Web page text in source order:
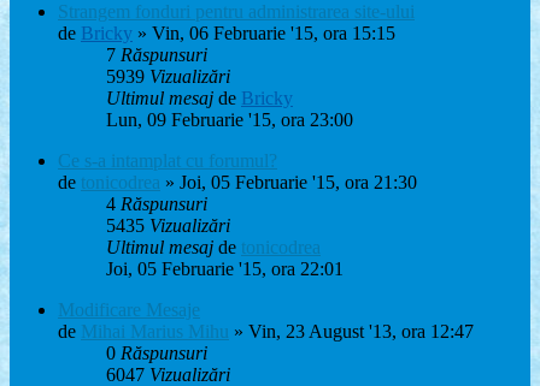
Strangem fonduri pentru administrarea site-ului
de Bricky » Vin, 06 Februarie '15, ora 15:15
7 Răspunsuri
5939 Vizualizări
Ultimul mesaj de Bricky
Lun, 09 Februarie '15, ora 23:00
Ce s-a intamplat cu forumul?
de tonicodrea » Joi, 05 Februarie '15, ora 21:30
4 Răspunsuri
5435 Vizualizări
Ultimul mesaj de tonicodrea
Joi, 05 Februarie '15, ora 22:01
Modificare Mesaje
de Mihai Marius Mihu » Vin, 23 August '13, ora 12:47
0 Răspunsuri
6047 Vizualizări